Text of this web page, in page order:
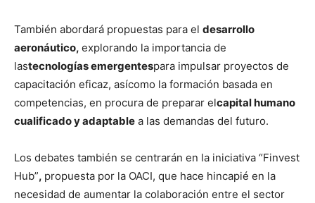
También abordará propuestas para el desarrollo
aeronáutico, explorando la importancia de
lastecnologías emergentespara impulsar proyectos de
capacitación eficaz, asícomo la formación basada en
competencias, en procura de preparar elcapital humano
cualificado y adaptable a las demandas del futuro.
Los debates también se centrarán en la iniciativa “Finvest
Hub”, propuesta por la OACI, que hace hincapié en la
necesidad de aumentar la colaboración entre el sector